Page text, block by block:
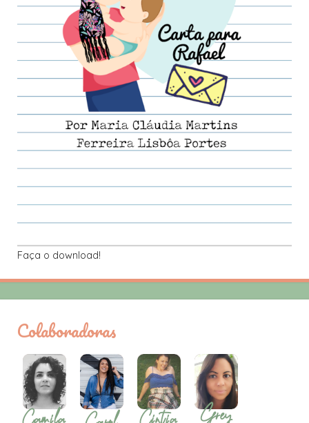
Faça o download!
Colaboradoras